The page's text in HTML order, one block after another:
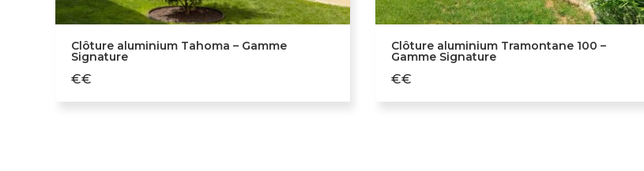
Clôture aluminium Tahoma – Gamme
Signature
€€
Clôture aluminium Tramontane 100 –
Gamme Signature
€€